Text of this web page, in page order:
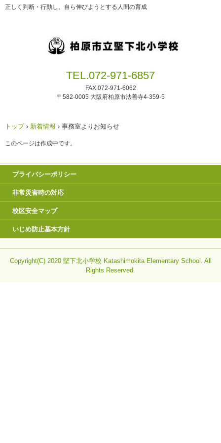
正しく判断・行動し、自ら伸びようとする人間の育成
TEL.072-971-6857
FAX.072-971-6062
〒582-0005 大阪府柏原市法善寺4-359-5
トップ › 新着情報 › 事務室よりお知らせ
このページは作成中です。
プライバシーポリシー
非常災害時の対応
校区安全マップ
いじめ防止基本方針
Copyright(C) 2020 堅下北小学校 Katashimokita Elementary School. All
Rights Reserved.